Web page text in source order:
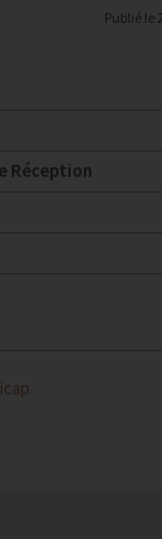
Publié le
Réception